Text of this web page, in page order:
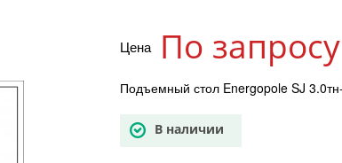
Цена По запросу
Подъемный стол Energopole SJ
В наличии